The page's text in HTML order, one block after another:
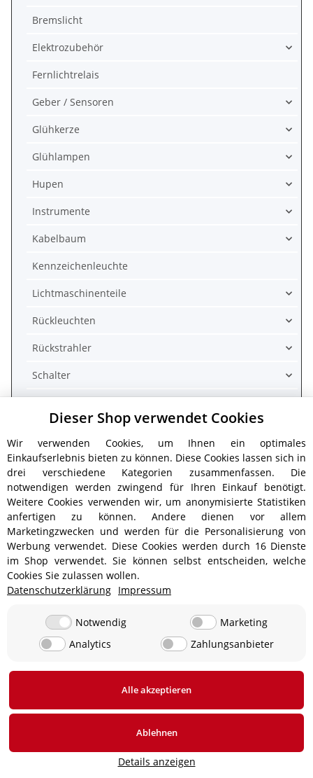
Bremslicht
Elektrozubehör
Fernlichtrelais
Geber / Sensoren
Glühkerze
Glühlampen
Hupen
Instrumente
Kabelbaum
Kennzeichenleuchte
Lichtmaschinenteile
Rückleuchten
Rückstrahler
Schalter
Sicherungen
Spannungsversorgung
Zündkerze
Zündschlösser
Zündungsteile/-zubehör
Fahrgestell
Filter
Motor
Neuaufnahmen
Werkstattausrüstung
Dieser Shop verwendet Cookies
Wir verwenden Cookies, um Ihnen ein optimales
Einkaufserlebnis bieten zu können. Diese Cookies lassen sich in
drei verschiedene Kategorien zusammenfassen. Die
notwendigen werden zwingend für Ihren Einkauf benötigt.
Weitere Cookies verwenden wir, um anonymisierte Statistiken
anfertigen zu können. Andere dienen vor allem
Marketingzwecken und werden für die Personalisierung von
Werbung verwendet. Diese Cookies werden durch 16 Dienste
im Shop verwendet. Sie können selbst entscheiden, welche
Cookies Sie zulassen wollen.
Datenschutzerklärung Impressum
Notwendig
Marketing
Analytics
Zahlungsanbieter
Alle akzeptieren
Ablehnen
Details anzeigen